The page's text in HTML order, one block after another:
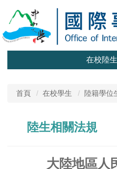
在校陸
入臺/離臺申請
首頁 在校學生 陸籍學位
陸生相關法規
大陸地區人